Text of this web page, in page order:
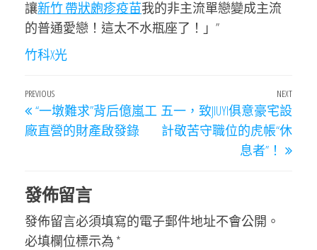
讓新竹 帶狀皰疹疫苗我的非主流單戀變成主流
的普通愛戀！這太不水瓶座了！」”
竹科X光
文
章
導
Previous
Post
PREVIOUS
“一墩難求”背后億嵐工
廠直營的財產啟發錄
Next
Post
NEXT
五一，致JIUYI俱意豪宅設
計敬苦守職位的虎帳“休
息者”！
發佈留言
發佈留言必須填寫的電子郵件地址不會公開。
必填欄位標示為 *